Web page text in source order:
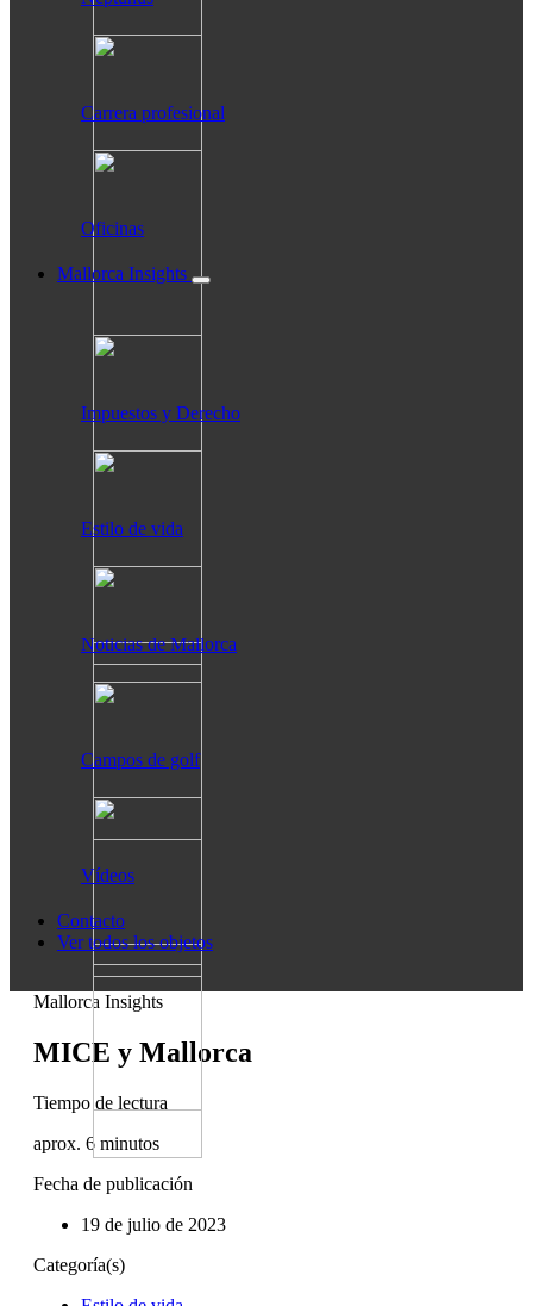
Carrera profesional
Oficinas
Mallorca Insights
Impuestos y Derecho
Estilo de vida
Noticias de Mallorca
Campos de golf
Vídeos
Contacto
Ver todos los objetos
Mallorca Insights
MICE y Mallorca
Tiempo de lectura
aprox. 6 minutos
Fecha de publicación
19 de julio de 2023
Categoría(s)